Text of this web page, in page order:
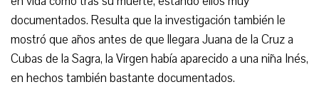
documentados. Resulta que la investigación también le
mostró que años antes de que llegara Juana de la Cruz a
Cubas de la Sagra, la Virgen había aparecido a una niña Inés,
en hechos también bastante documentados.